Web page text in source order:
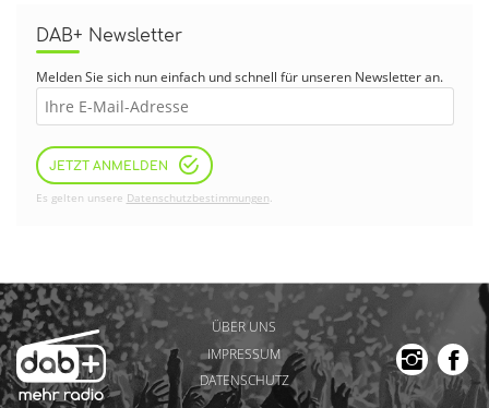
DAB+ Newsletter
Melden Sie sich nun einfach und schnell für unseren Newsletter an.
JETZT ANMELDEN
Es gelten unsere Datenschutzbestimmungen.
ÜBER UNS
IMPRESSUM
DATENSCHUTZ